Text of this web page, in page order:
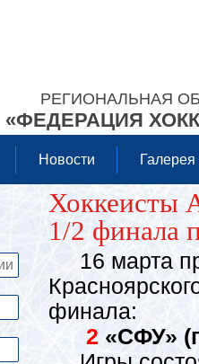
РЕГИОНАЛЬНАЯ
«ФЕДЕРАЦИЯ
Новости Галерея
Хоккеисты
1/2 финала
16 марта
финала:
2 «СФУ»